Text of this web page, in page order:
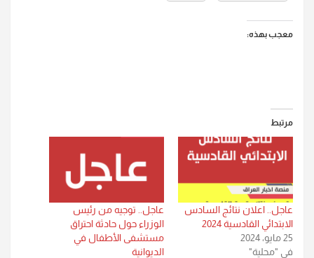
معجب بهذه:
مرتبط
عاجل.. اعلان نتائج السادس
الابتدائي القادسية 2024
25 مايو، 2024
في "محلية"
عاجل.. توجيه من رئيس
الوزراء حول حادثة احتراق
مستشفى الأطفال في
الديوانية